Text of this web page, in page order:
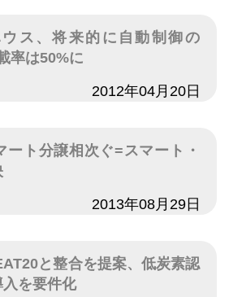
ス、将来的に自動制御の
率は50%に
2012年04月20日
ート分譲相次ぐ=スマート・
2013年08月29日
と整合を提案、低炭素認
を要件化